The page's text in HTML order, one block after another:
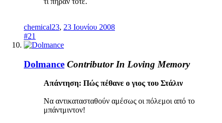
chemical23, 23 Ιουνίου 2008
#21
Dolmance Contributor In Loving Memory
Απάντηση: Πώς πέθανε ο γιος του Στάλιν
Να αντικατασταθούν αμέσως οι πόλεμοι από το
μπάντμιντον!